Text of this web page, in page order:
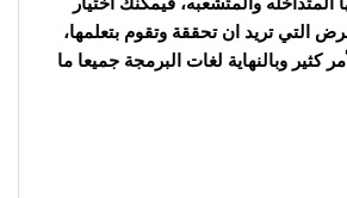
المتداخله والمتشعبه، فيمكنك اختيار
التي تريد ان تحققة وتقوم بتعلمها،
كثير وبالنهاية لغات البرمجة جميعا ما